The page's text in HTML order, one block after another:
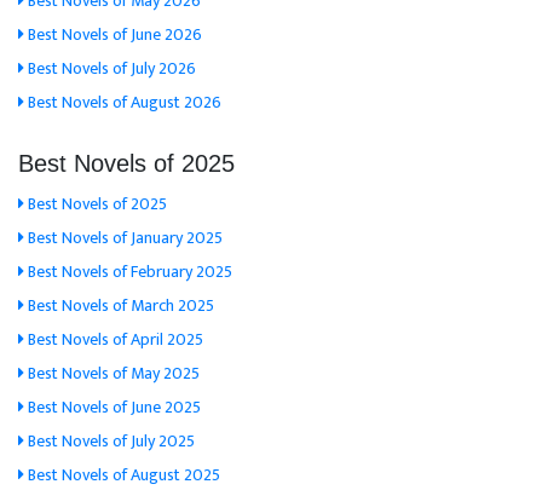
Best Novels of June 2026
Best Novels of July 2026
Best Novels of August 2026
Best Novels of 2025
Best Novels of 2025
Best Novels of January 2025
Best Novels of February 2025
Best Novels of March 2025
Best Novels of April 2025
Best Novels of May 2025
Best Novels of June 2025
Best Novels of July 2025
Best Novels of August 2025